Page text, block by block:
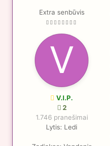
Extra senbūvis
V.I.P.
2
1.746 pranešimai
Lytis: Ledi